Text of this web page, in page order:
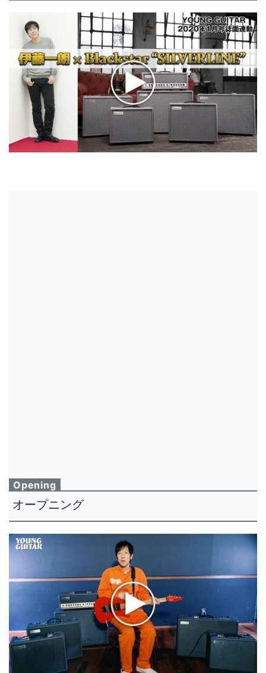
Opening
オープニング